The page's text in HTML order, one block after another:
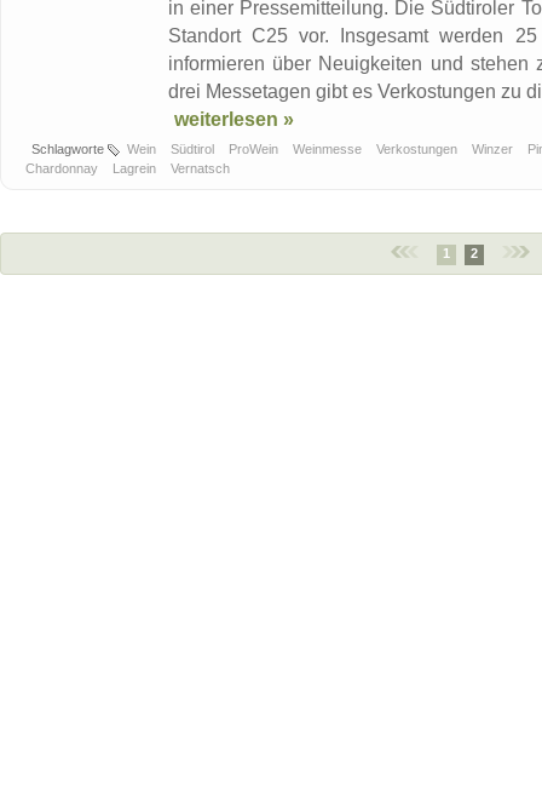
in einer Pressemitteilung. Die Südtiroler
Standort C25 vor. Insgesamt werden
informieren über Neuigkeiten und
drei Messetagen gibt es Verkostungen zu
weiterlesen »
Schlagworte Wein Südtirol ProWein Weinmesse Verkostungen Winzer
Chardonnay
Lagrein Vernatsch
1 2